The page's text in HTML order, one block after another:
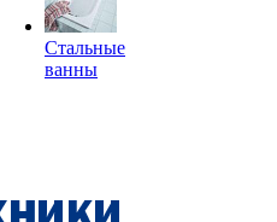
Стальные
ванны